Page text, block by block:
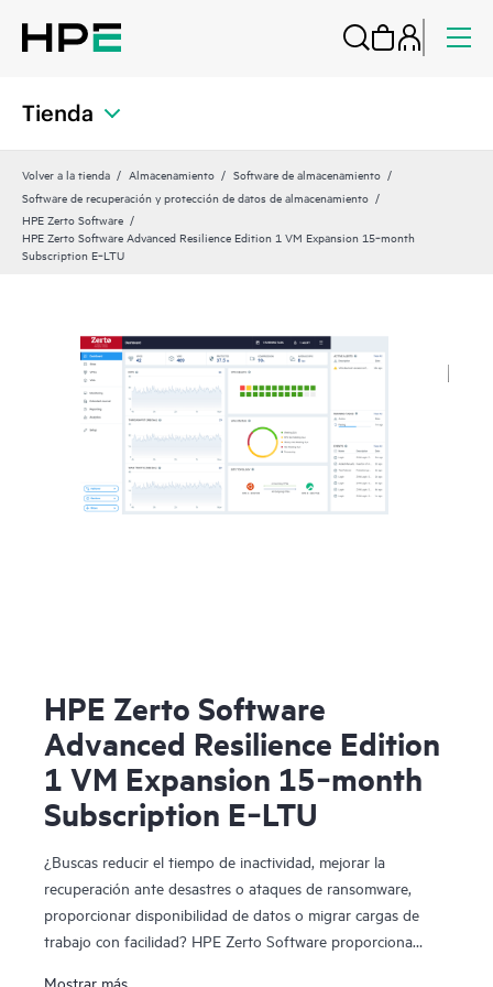
Tienda
Volver a la tienda Almacenamiento
Software de almacenamiento
Software de recuperación y protección de datos de almacenamiento
HPE Zerto Software
HPE Zerto Software Advanced Resilience Edition 1 VM Expansion 15‑month
Subscription E‑LTU
HPE Zerto Software
Advanced Resilience Edition
1 VM Expansion 15‑month
Subscription E‑LTU
¿Buscas reducir el tiempo de inactividad, mejorar la
recuperación ante desastres o ataques de ransomware,
proporcionar disponibilidad de datos o migrar cargas de
trabajo con facilidad? HPE Zerto Software proporciona
Mostrar más